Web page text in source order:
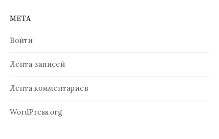
МЕТА
Войти
Лента записей
Лента комментариев
WordPress.org